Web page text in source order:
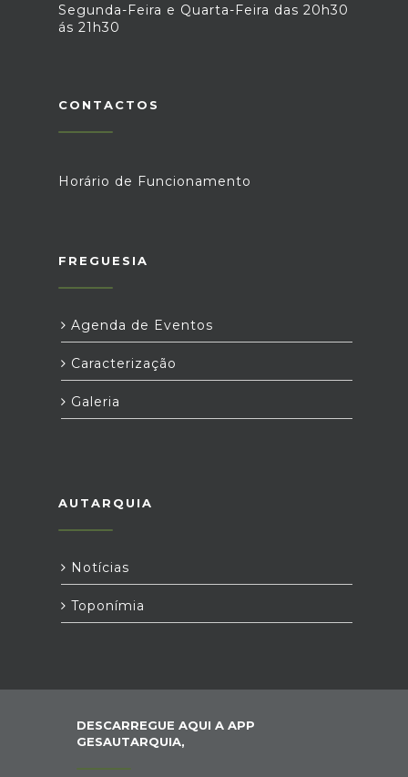
Segunda-Feira e Quarta-Feira das 20h30
ás 21h30
CONTACTOS
Horário de Funcionamento
FREGUESIA
Agenda de Eventos
Caracterização
Galeria
AUTARQUIA
Notícias
Toponímia
DESCARREGUE AQUI A APP
GESAUTARQUIA,